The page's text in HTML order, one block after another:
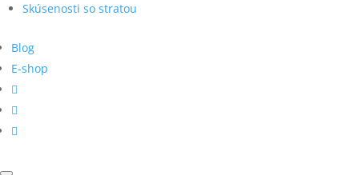
Skúsenosti so stratou
Blog
E-shop